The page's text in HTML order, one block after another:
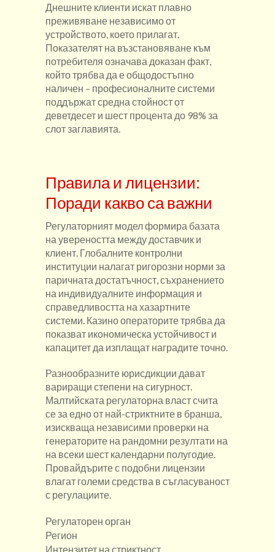
Днешните клиенти искат плавно
преживяване независимо от
устройството, което прилагат.
Показателят на възстановяване към
потребителя означава доказан факт,
който трябва да е общодостъпно
наличен – професионалните системи
поддържат средна стойност от
деветдесет и шест процента до 98% за
слот заглавията.
Правила и лицензии:
Поради какво са важни
Регулаторният модел формира базата
на увереността между доставчик и
клиент. Глобалните контролни
институции налагат ригорозни норми за
паричната достатъчност, съхранението
на индивидуалните информация и
справедливостта на хазартните
системи. Казино операторите трябва да
показват икономическа устойчивост и
капацитет да изплащат наградите точно.
Разнообразните юрисдикции дават
вариращи степени на сигурност.
Малтийската регулаторна власт счита
се за едно от най-стриктните в бранша,
изискваща независими проверки на
генераторите на рандомни резултати на
на всеки шест календарни полугодие.
Провайдърите с подобни лицензии
влагат големи средства в съгласуваност
с регулациите.
Регулаторен орган
Регион
Интензитет на стриктност